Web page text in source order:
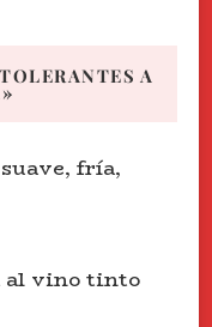
A
fría,
al vino tinto